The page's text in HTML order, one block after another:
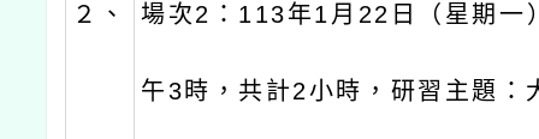
２、 場次2：113年1月22日（星期一
午3時，共計2小時，研習主題：